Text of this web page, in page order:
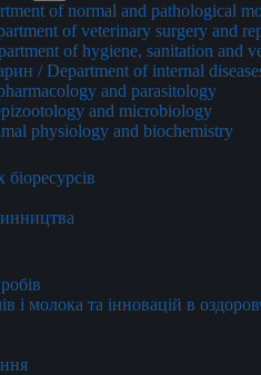
of normal and pathological
of veterinary surgery and
of hygiene, sanitation and
/ Department of internal
and parasitology
and microbiology
physiology and biochemistry
і молока та інновацій в